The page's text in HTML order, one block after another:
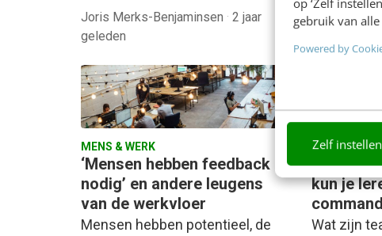
gebruik van
Powered by
Zelf instellen
Joris Merks-Benjaminsen · 2 jaar
geleden
MENS & WERK
‘Mensen hebben feedback
nodig’ en andere leugens
van de werkvloer
Mensen hebben potentieel, de
MENS & WERK
Ambities
kun je
Wat zijn